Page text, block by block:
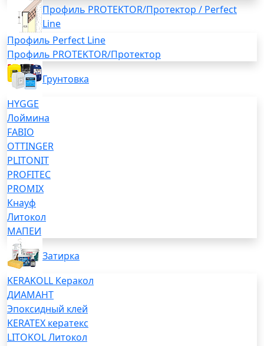
Профиль PROTEKTOR/Протектор / Perfect
Line
Профиль Perfect Line
Профиль PROTEKTOR/Протектор
Грунтовка
HYGGE
Лоймина
FABIO
OTTINGER
PLITONIT
PROFITEC
PROMIX
Кнауф
Литокол
МАПЕИ
Затирка
KERAKOLL Керакол
ДИАМАНТ
Эпоксидный клей
KERATEX кератекс
LITOKOL Литокол